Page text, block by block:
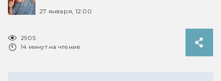
27 января, 12:00
2905
14 минут на чтение